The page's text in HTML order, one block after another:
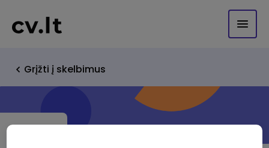
Grįžti į skelbimus